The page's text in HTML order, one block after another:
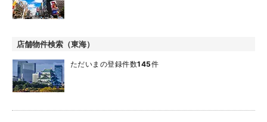
店舗物件検索（東海）
ただいまの登録件数145件